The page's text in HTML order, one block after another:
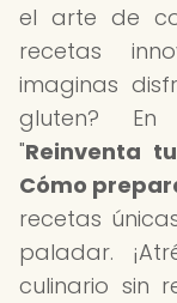
el arte de
recetas
imaginas
gluten? En
"Reinventa
Cómo
recetas
paladar.
culinario sin